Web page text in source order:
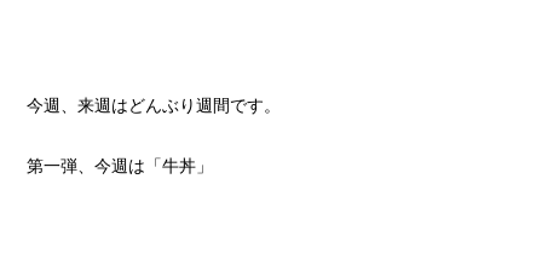
今週、来週はどんぶり週間です。
第一弾、今週は「牛丼」